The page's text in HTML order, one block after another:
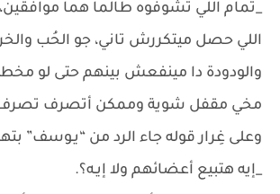
_تمام اللي تشوفوه طالما هما
اللي حصل ميتكررش تاني، جو الحُب
والودودة دا مينفعش بينهم حتى لو
مخي مقفل شوية وممكن أتصرف
وعلى غِرار قوله جاء الرد من “يـوسف”
_إيه هتبيع أعضائهم ولا إيـه؟.